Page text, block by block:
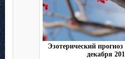
Эзотерический
декабря